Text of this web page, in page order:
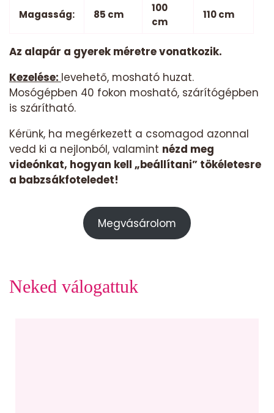
Magasság: 85 cm
100
cm
110 cm
Az alapár a gyerek méretre vonatkozik.
Kezelése: levehető, mosható huzat.
Mosógépben 40 fokon mosható, szárítógépben
is szárítható.
Kérünk, ha megérkezett a csomagod azonnal
vedd ki a nejlonból, valamint nézd meg
videónkat, hogyan kell „beállítani” tökéletesre
a babzsákfoteledet!
Megvásárolom
Neked válogattuk